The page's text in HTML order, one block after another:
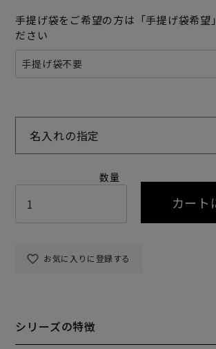
お気に入りに登録する
カート
手提げ袋をご希望の方は「手提げ袋希望
ださい
名入れの指定
シリーズの特徴